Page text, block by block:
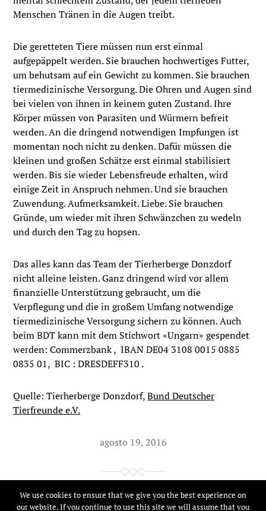
Menschen Tränen in die Augen treibt.
Die geretteten Tiere müssen nun erst einmal
aufgepäppelt werden. Sie brauchen hochwertiges Futter,
um behutsam auf ein Gewicht zu kommen. Sie brauchen
tiermedizinische Versorgung. Die Ohren und Augen sind
bei vielen von ihnen in keinem guten Zustand. Ihre
Körper müssen von Parasiten und Würmern befreit
werden. An die dringend notwendigen Impfungen ist
momentan noch nicht zu denken. Dafür müssen die
kleinen und großen Schätze erst einmal stabilisiert
werden. Bis sie wieder Lebensfreude erhalten, wird
einige Zeit in Anspruch nehmen. Und sie brauchen
Zuwendung. Aufmerksamkeit. Liebe. Sie brauchen
Gründe, um wieder mit ihren Schwänzchen zu wedeln
und durch den Tag zu hopsen.
Das alles kann das Team der Tierherberge Donzdorf
nicht alleine leisten. Ganz dringend wird vor allem
finanzielle Unterstützung gebraucht, um die
Verpflegung und die in großem Umfang notwendige
tiermedizinische Versorgung sichern zu können. Auch
beim BDT kann mit dem Stichwort «Ungarn» gespendet
werden: Commerzbank , IBAN DE04 3108 0015 0885
0835 01, BIC : DRESDEFF310 .
Quelle: Tierherberge Donzdorf,Bund Deutscher
Tierfreunde e.V.
agosto 19, 2016
© 2026Tierfreunde Online
We use cookies to ensure that we give you the best experience on
our website. If you continue to use this site we will assume that you